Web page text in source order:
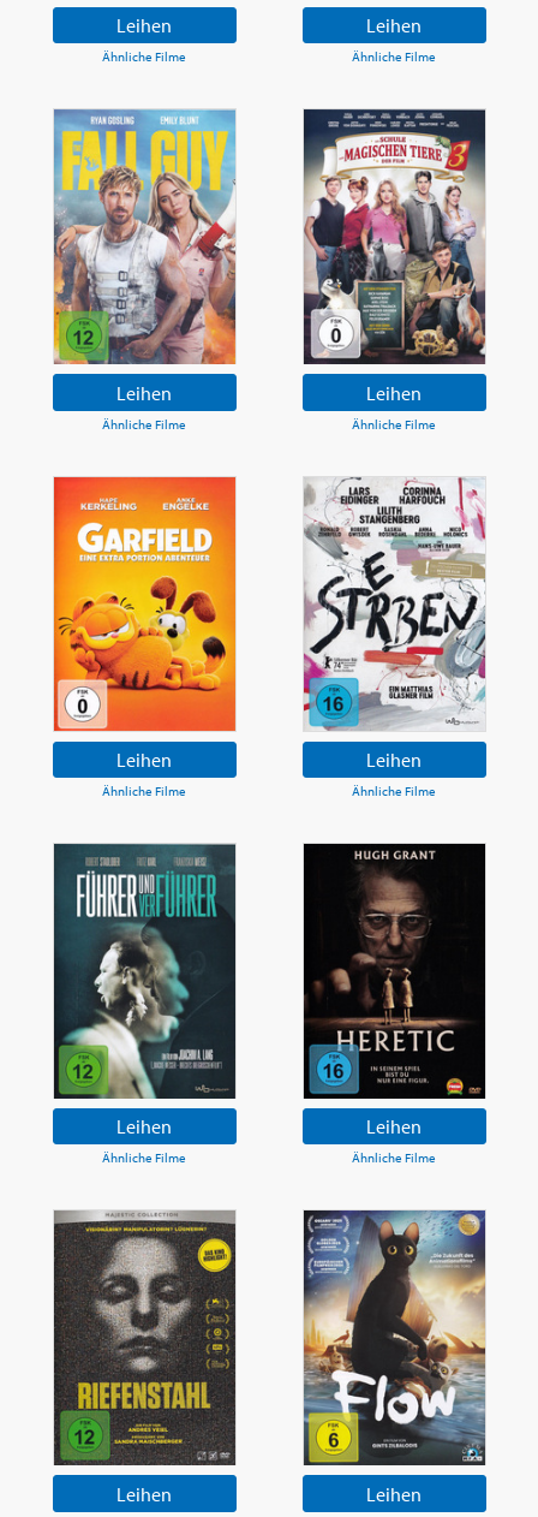
Leihen
Ähnliche Filme
Leihen
Ähnliche Filme
Leihen
Ähnliche Filme
Leihen
Ähnliche Filme
Leihen
Ähnliche Filme
Leihen
Ähnliche Filme
Leihen
Ähnliche Filme
Leihen
Ähnliche Filme
Leihen Leihen